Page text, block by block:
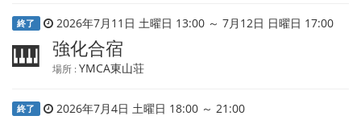
終了 2026年7月11日 土曜日 13:00 ～ 7月12日 日曜日 17:00
🎹 強化合宿
場所 :YMCA東山荘
終了 2026年7月4日 土曜日 18:00 ～ 21:00